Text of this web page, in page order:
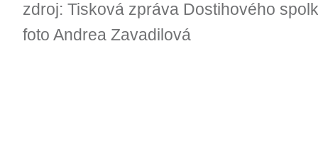
zdroj: Tisková zpráva Dostihového
foto Andrea Zavadilová